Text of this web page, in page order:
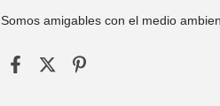
Somos amigables con el medio